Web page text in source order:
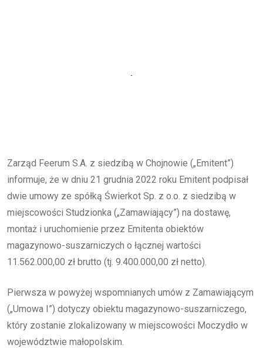
Zarząd Feerum S.A. z siedzibą w Chojnowie („Emitent”)
informuje, że w dniu 21 grudnia 2022 roku Emitent podpisał
dwie umowy ze spółką Świerkot Sp. z o.o. z siedzibą w
miejscowości Studzionka („Zamawiający”) na dostawę,
montaż i uruchomienie przez Emitenta obiektów
magazynowo-suszarniczych o łącznej wartości
11.562.000,00 zł brutto (tj. 9.400.000,00 zł netto).
Pierwsza w powyżej wspomnianych umów z Zamawiającym
(„Umowa I”) dotyczy obiektu magazynowo-suszarniczego,
który zostanie zlokalizowany w miejscowości Moczydło w
województwie małopolskim.